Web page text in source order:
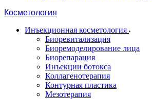
Косметология
Инъекционная косметология
Биоревитализация
Биоремоделирование лица
Биорепарация
Инъекции ботокса
Коллагенотерапия
Контурная пластика
Мезотерапия